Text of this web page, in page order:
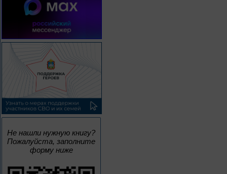
Не нашли нужную книгу?
Пожалуйста, заполните
форму ниже